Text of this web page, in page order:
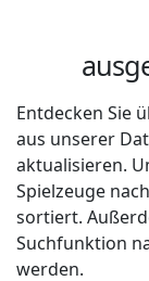
Entdecken Sie
aus unserer
aktualisieren.
Spielzeuge
sortiert.
Suchfunktion
werden.